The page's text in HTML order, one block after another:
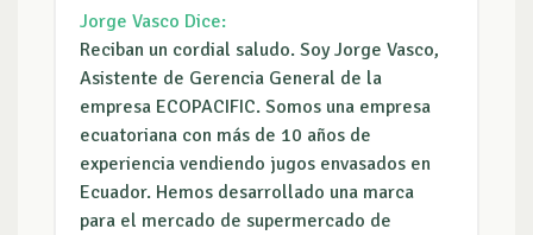
Jorge Vasco Dice:
Reciban un cordial saludo. Soy Jorge Vasco,
Asistente de Gerencia General de la
empresa ECOPACIFIC. Somos una empresa
ecuatoriana con más de 10 años de
experiencia vendiendo jugos envasados en
Ecuador. Hemos desarrollado una marca
para el mercado de supermercado de